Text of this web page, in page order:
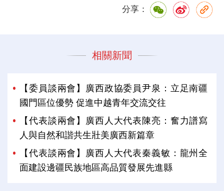
分享：
相關新聞
【委員談兩會】廣西政協委員尹泉：立足南疆
國門區位優勢 促進中越青年交流交往
【代表談兩會】廣西人大代表陳亮：奮力譜寫
人與自然和諧共生壯美廣西新篇章
【代表談兩會】廣西人大代表秦義敏：龍州全
面建設邊疆民族地區高品質發展先進縣